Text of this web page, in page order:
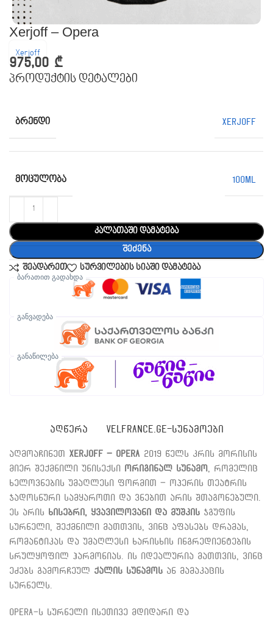
Xerjoff – Opera
Xerjoff
975,00 ₾
პროდუქტის დეტალები
ᲑᲠᲔᲜᲓᲘ Xerjoff
ᲛᲝᲪᲣᲚᲝᲑᲐ 100ML
კალათაში დამატება
შეძენა
შეადარეთ სურვილების სიაში დამატება
ბარათით გადახდა
განვადება
განაწილება
ᲐᲦᲬᲔᲠᲐ VELFRANCE.GE-ᲡᲣᲜᲐᲛᲝᲔᲑᲘ
აღმოაჩინეთ Xerjoff – Opera 2019 წელს კრის მორისის
მიერ შექმნილი უნისექსი
ორიგინალ სუნამო
, რომელიც
ხელოვნების უმაღლესი ფორმით – ოპერის თეატრის
ჯადოსნური სამყაროთი და ვნებით არის შთაგონებული.
ეს არის ხისებრი, ყვავილოვანი და მუშკის ჯგუფის
სურნელი, შექმნილი მათთვის, ვინც აფასებს დრამას,
რომანტიკას და უმაღლესი ხარისხის ინგრედიენტების
სრულყოფილ ჰარმონიას. ის იდეალურია მათთვის, ვინც
ეძებს გამორჩეულ ქალის სუნამოს ან მამაკაცის
სურნელს.
Opera-ს სურნელი ისეთივე მდიდარი და